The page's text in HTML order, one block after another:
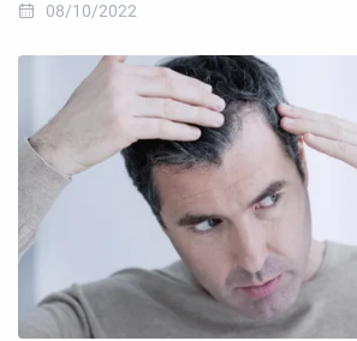
08/10/2022